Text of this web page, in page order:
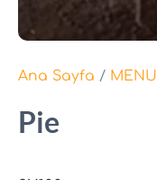
Ana Sayfa / MENU
Pie